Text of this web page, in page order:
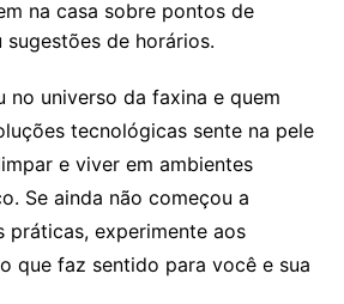
na casa sobre pontos de
sugestões de horários.
no universo da faxina e quem
tecnológicas sente na pele
e viver em ambientes
Se ainda não começou a
práticas, experimente aos
que faz sentido para você e sua